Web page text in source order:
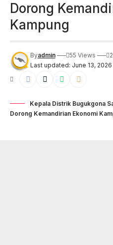
Dorong
Kampung
Last updated: June 13, 2026
Byadmin 55 Views
Kepala Distrik Bugukgona
Dorong Kemandirian Ekonomi